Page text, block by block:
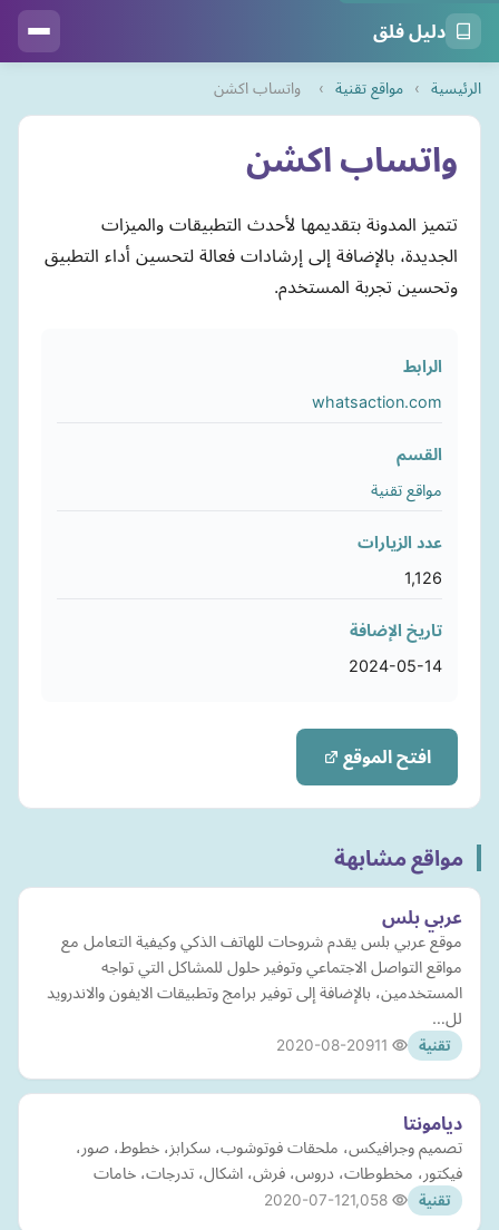
دليل فلق
الرئيسية › مواقع تقنية › واتساب اكشن
واتساب اكشن
تتميز المدونة بتقديمها لأحدث التطبيقات والميزات
الجديدة، بالإضافة إلى إرشادات فعالة لتحسين أداء التطبيق
وتحسين تجربة المستخدم.
الرابط
whatsaction.com
القسم
مواقع تقنية
عدد الزيارات
1,126
تاريخ الإضافة
2024-05-14
افتح الموقع
مواقع مشابهة
عربي بلس
موقع عربي بلس يقدم شروحات للهاتف الذكي وكيفية التعامل مع
مواقع التواصل الاجتماعي وتوفير حلول للمشاكل التي تواجه
المستخدمين، بالإضافة إلى توفير برامج وتطبيقات الايفون والاندرويد
لل…
تقنية 2020-08-20
ديامونتا
تصميم وجرافيكس، ملحقات فوتوشوب، سكرابز، خطوط، صور،
فيكتور، مخطوطات، دروس، فرش، اشكال، تدرجات، خامات
تقنية 2020-07-12